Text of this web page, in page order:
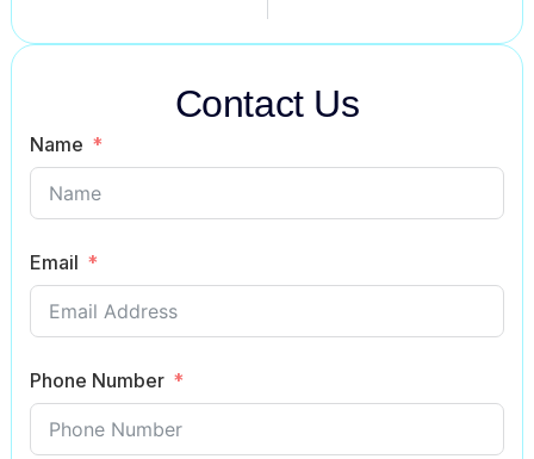
Contact Us
Name
Email
Phone Number